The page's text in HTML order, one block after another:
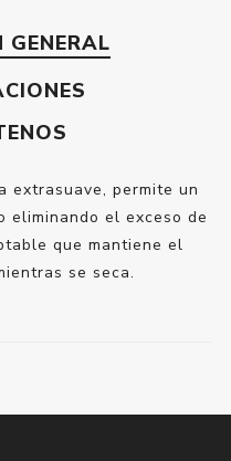
GENERAL
extrasuave, permite un
eliminando el exceso de
que mantiene el
se seca.